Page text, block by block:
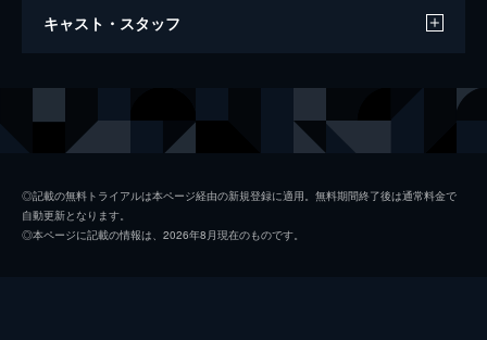
シチズンフォー スノーデンの暴露
キャスト・スタッフ
ローラ・ポイトラス
◎記載の無料トライアルは本ページ経由の新規登録に適用。無料期間終了後は通常料金で
自動更新となります。
◎本ページに記載の情報は、2026年8月現在のものです。